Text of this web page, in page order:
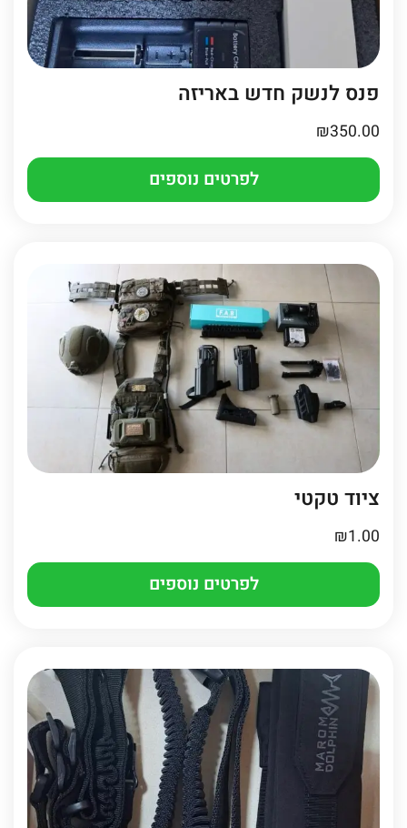
פנס לנשק חדש באריזה
₪350.00
לפרטים נוספים
ציוד טקטי
₪1.00
לפרטים נוספים